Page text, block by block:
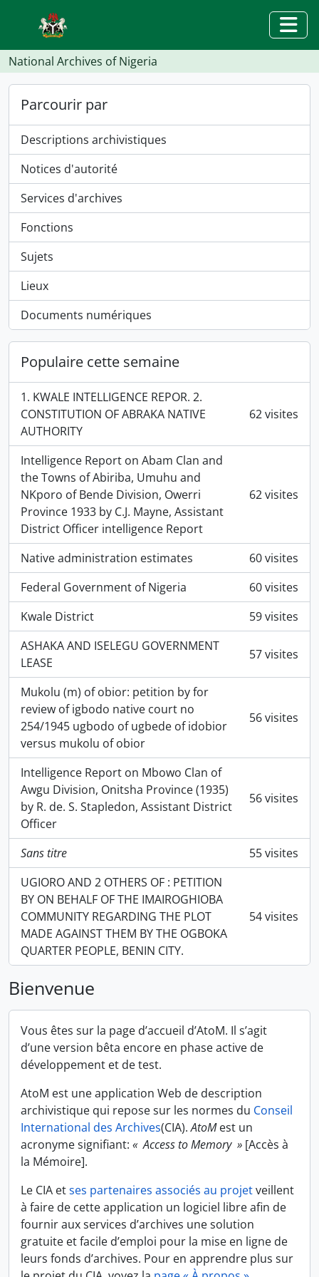
Skip to main content
National Archives of Nigeria
Parcourir par
Descriptions archivistiques
Notices d'autorité
Services d'archives
Fonctions
Sujets
Lieux
Documents numériques
Populaire cette semaine
1. KWALE INTELLIGENCE REPOR. 2.
CONSTITUTION OF ABRAKA NATIVE
AUTHORITY
62 visites
Intelligence Report on Abam Clan and
the Towns of Abiriba, Umuhu and
NKporo of Bende Division, Owerri
Province 1933 by C.J. Mayne, Assistant
District Officer intelligence Report
62 visites
Native administration estimates
60 visites
Federal Government of Nigeria
60 visites
Kwale District
59 visites
ASHAKA AND ISELEGU GOVERNMENT
LEASE
57 visites
Mukolu (m) of obior: petition by for
review of igbodo native court no
254/1945 ugbodo of ugbede of idobior
versus mukolu of obior
56 visites
Intelligence Report on Mbowo Clan of
Awgu Division, Onitsha Province (1935)
by R. de. S. Stapledon, Assistant District
Officer
56 visites
Sans titre
55 visites
UGIORO AND 2 OTHERS OF : PETITION
BY ON BEHALF OF THE IMAIROGHIOBA
COMMUNITY REGARDING THE PLOT
MADE AGAINST THEM BY THE OGBOKA
QUARTER PEOPLE, BENIN CITY.
54 visites
Bienvenue
Vous êtes sur la page d’accueil d’AtoM. Il s’agit
d’une version bêta encore en phase active de
développement et de test.
AtoM est une application Web de description
archivistique qui repose sur les normes du Conseil
International des Archives(CIA).AtoMest un
acronyme signifiant: « Access to Memory » [Accès à
la Mémoire].
Le CIA etses partenaires associés au projetveillent
à faire de cette application un logiciel libre afin de
fournir aux services d’archives une solution
gratuite et facile d’emploi pour la mise en ligne de
leurs fonds d’archives. Pour en apprendre plus sur